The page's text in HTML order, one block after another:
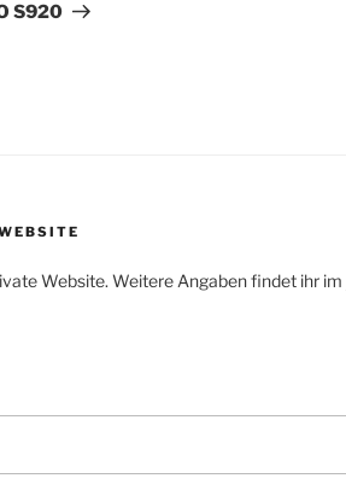
S920
Website. Weitere Angaben findet ihr im